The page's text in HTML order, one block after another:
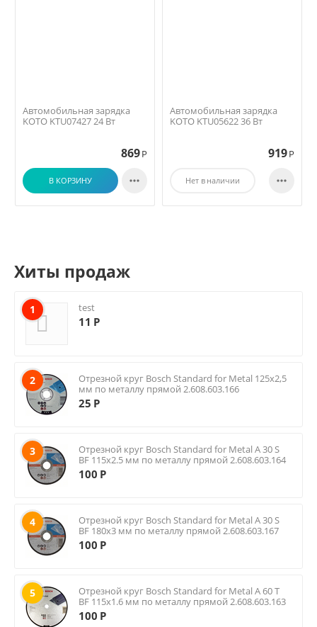
Автомобильная зарядка
KOTO KTU07427 24 Вт
869 Р
В КОРЗИНУ 
Автомобильная зарядка
KOTO KTU05622 36 Вт
919 Р
Нет в наличии 
Хиты продаж
1 test
11 Р
2
Отрезной круг Bosch Standard for Metal 125х2,5
мм по металлу прямой 2.608.603.166
25 Р
3
Отрезной круг Bosch Standard for Metal A 30 S
BF 115х2.5 мм по металлу прямой 2.608.603.164
100 Р
4
Отрезной круг Bosch Standard for Metal A 30 S
BF 180х3 мм по металлу прямой 2.608.603.167
100 Р
5
Отрезной круг Bosch Standard for Metal A 60 T
BF 115х1.6 мм по металлу прямой 2.608.603.163
100 Р